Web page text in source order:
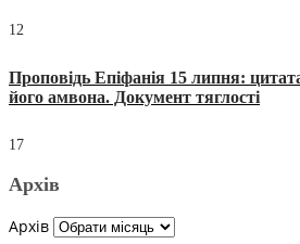
12
Проповідь Епіфанія 15 липня:
його амвона. Документ тяглості
17
Архів
Архів